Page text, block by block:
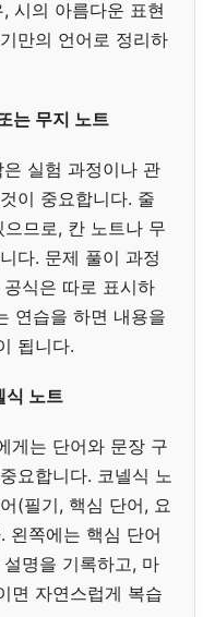
시의 아름다운 표현
만의 언어로 정리하
는 무지 노트
실험 과정이나 관
이 중요합니다. 줄
므로, 칸 노트나 무
다. 문제 풀이 과정
식은 따로 표시하
연습을 하면 내용을
됩니다.
노트
게는 단어와 문장 구
요합니다. 코넬식 노
(필기, 핵심 단어, 요
왼쪽에는 핵심 단어
명을 기록하고, 마
면 자연스럽게 복습